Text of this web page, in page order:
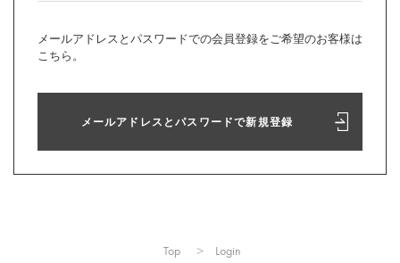
メールアドレスとパスワードでの会員登録をご希望のお客様は
こちら。
メールアドレスとパスワードで新規登録
Top Login